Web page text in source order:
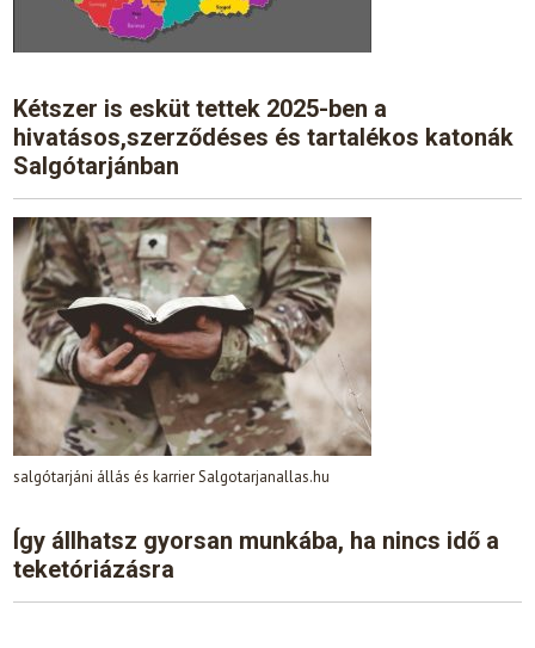
Kétszer is esküt tettek 2025-ben a
hivatásos,szerződéses és tartalékos katonák
Salgótarjánban
salgótarjáni állás és karrier Salgotarjanallas.hu
Így állhatsz gyorsan munkába, ha nincs idő a
teketóriázásra